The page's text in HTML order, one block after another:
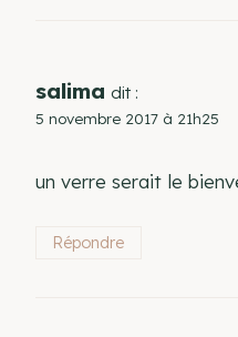
salima dit :
5 novembre 2017 à 21h25
un verre serait le
Répondre